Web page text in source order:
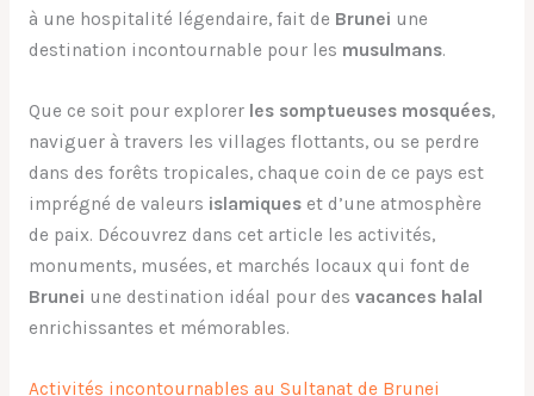
à une hospitalité légendaire, fait de Brunei une
destination incontournable pour les musulmans.
Que ce soit pour explorerles somptueuses mosquées,
naviguer à travers les villages flottants, ou se perdre
dans des forêts tropicales, chaque coin de ce pays est
imprégné de valeurs islamiques et d’une atmosphère
de paix. Découvrez dans cet article les activités,
monuments, musées, et marchés locaux qui font de
Brunei une destination idéal pour des vacances halal
enrichissantes et mémorables.
Activités incontournables au Sultanat de Brunei